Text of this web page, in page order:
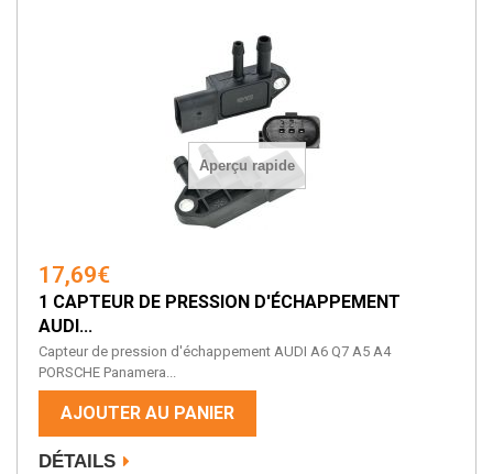
Aperçu rapide
17,69€
1 CAPTEUR DE PRESSION D'ÉCHAPPEMENT
AUDI...
Capteur de pression d'échappement AUDI A6 Q7 A5 A4
PORSCHE Panamera...
AJOUTER AU PANIER
DÉTAILS